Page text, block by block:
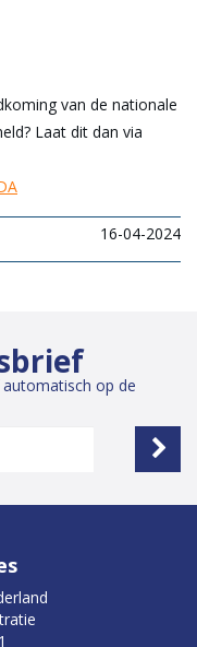
van de nationale
Laat dit dan via
16-04-2024
op de